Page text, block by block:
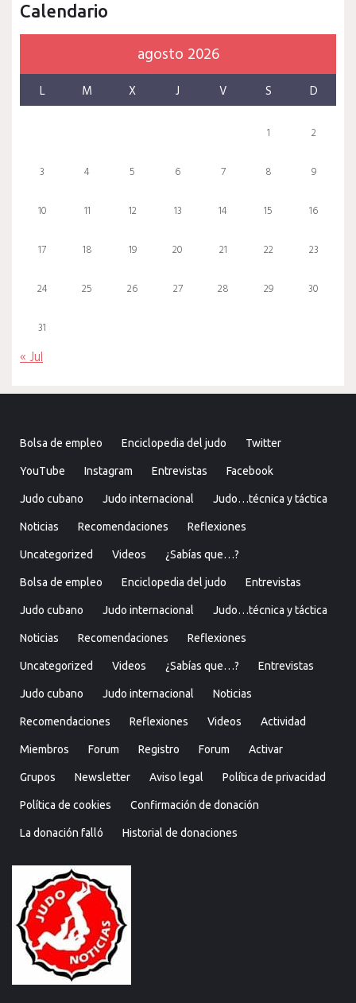
Calendario
agosto 2026
L M X J V S D
1 2
3 4 5 6 7 8 9
10 11 12 13 14 15 16
17 18 19 20 21 22 23
24 25 26 27 28 29 30
31
« Jul
Bolsa de empleo Enciclopedia del judo Twitter
YouTube Instagram Entrevistas Facebook
Judo cubano Judo internacional Judo…técnica y táctica
Noticias Recomendaciones Reflexiones
Uncategorized Videos ¿Sabías que…?
Bolsa de empleo Enciclopedia del judo Entrevistas
Judo cubano Judo internacional Judo…técnica y táctica
Noticias Recomendaciones Reflexiones
Uncategorized Videos ¿Sabías que…? Entrevistas
Judo cubano Judo internacional Noticias
Recomendaciones Reflexiones Videos Actividad
Miembros Forum Registro Forum Activar
Grupos Newsletter Aviso legal Política de privacidad
Política de cookies Confirmación de donación
La donación falló Historial de donaciones